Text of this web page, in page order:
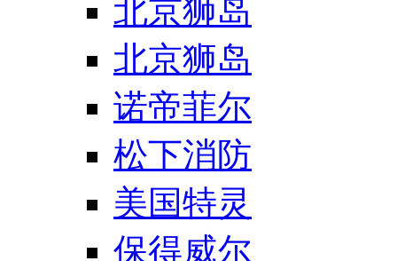
北京狮岛
北京狮岛
诺帝菲尔
松下消防
美国特灵
保得威尔